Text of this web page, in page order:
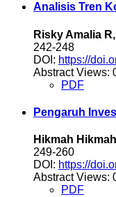
Analisis Tren
Risky Amalia
242-248
DOI: https://
Abstract Views:
PDF
Pengaruh
Hikmah
249-260
DOI: https://
Abstract Views:
PDF